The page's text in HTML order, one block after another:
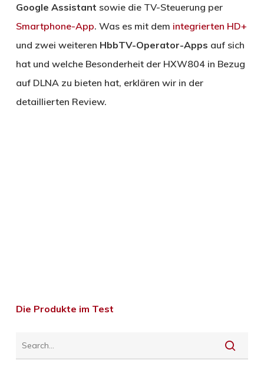
Google Assistant sowie die TV-Steuerung per
Smartphone-App. Was es mit dem integrierten HD+
und zwei weiteren HbbTV-Operator-Apps auf sich
hat und welche Besonderheit der HXW804 in Bezug
auf DLNA zu bieten hat, erklären wir in der
detaillierten Review.
Die Produkte im Test